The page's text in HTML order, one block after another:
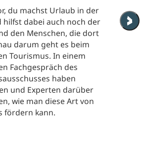
du machst Urlaub in der
hilfst dabei auch noch der
den Menschen, die dort
darum geht es beim
Tourismus. In einem
Fachgespräch des
haben
und Experten darüber
wie man diese Art von
fördern kann.